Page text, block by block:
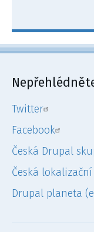
Twitter
Facebook
Česká Drupal
Česká
Drupal planeta